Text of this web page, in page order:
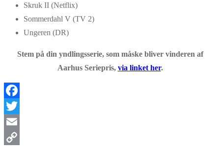
Skruk II (Netflix)
Sommerdahl V (TV 2)
Ungeren (DR)
Stem på din yndlingsserie, som måske bliver vinderen af
Aarhus Seriepris, via linket her.
Facebook
Twitter
Email